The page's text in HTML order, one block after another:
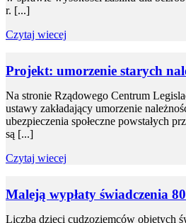
r. [...]
Czytaj wiecej
Projekt: umorzenie starych
Na stronie Rządowego Centrum
ustawy zakładający umorzenie
ubezpieczenia społeczne powstałych
są [...]
Czytaj wiecej
Maleją wypłaty świadczenia
Liczba dzieci cudzoziemców objętych